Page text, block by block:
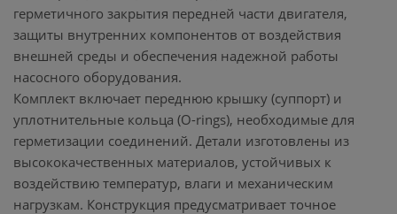
герметичного закрытия передней части двигателя,
защиты внутренних компонентов от воздействия
внешней среды и обеспечения надежной работы
насосного оборудования.
Комплект включает переднюю крышку (суппорт) и
уплотнительные кольца (O-rings), необходимые для
герметизации соединений. Детали изготовлены из
высококачественных материалов, устойчивых к
воздействию температур, влаги и механическим
нагрузкам. Конструкция предусматривает точное